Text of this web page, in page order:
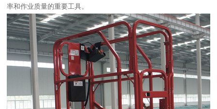
率和作业质量的重要工具。